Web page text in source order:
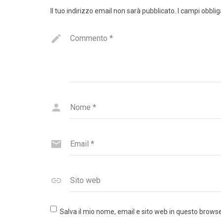
Il tuo indirizzo email non sarà pubblicato. I campi
Commento *
Nome *
Email *
Sito web
Salva il mio nome, email e sito web in questo